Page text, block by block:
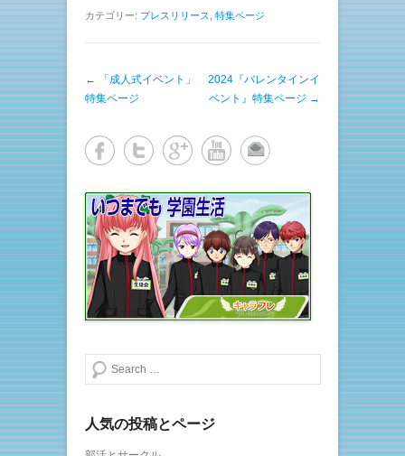
し
w
t
r
新
ウ
ィ
ン
ド
ウ
で
開
き
ま
す
b
k
有
ク
リ
ッ
ク
て
く
だ
さ
い
(
新
し
い
ウ
ィ
ン
ド
開
す
カテゴリー: プレスリリース 特集ページ
投稿ナビゲーション
←
「成人式イベント」
特集ページ
2024『バレンタインイ
ベント』特集ページ →
検索する
人気の投稿とページ